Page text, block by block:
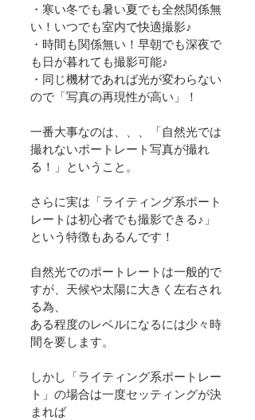
・寒い冬でも暑い夏でも全然関係無
い！いつでも室内で快適撮影♪
・時間も関係無い！早朝でも深夜で
も日が暮れても撮影可能♪
・同じ機材であれば光が変わらない
ので「写真の再現性が高い」！
一番大事なのは、、、「自然光では
撮れないポートレート写真が撮れ
る！」ということ。
さらに実は「ライティング系ポート
レートは初心者でも撮影できる♪」
という特徴もあるんです！
自然光でのポートレートは一般的で
すが、天候や太陽に大きく左右され
る為、
ある程度のレベルになるには少々時
間を要します。
しかし「ライティング系ポートレー
ト」の場合は一度セッティングが決
まれば